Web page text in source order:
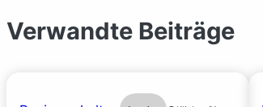
Verwandte Beiträge